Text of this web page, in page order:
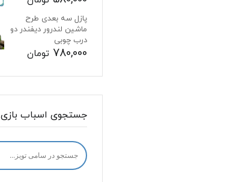
پازل سه بعدی طرح
ماشین لندرور دیفندر دو
درب چوبی
780,000 تومان
جستجوی اسباب بازی